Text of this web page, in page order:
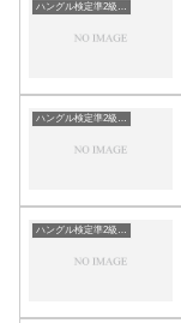
ハングル検定準2級の単語
ハングル検定準2級の単語
ハングル検定準2級の単語